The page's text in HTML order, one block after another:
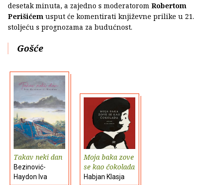
desetak minuta, a zajedno s moderatorom Robertom
Perišićem usput će komentirati književne prilike u 21.
stoljeću s prognozama za budućnost.
Gošće
Takav neki dan
Bezinović-
Haydon Iva
Moja baka zove
se kao čokolada
Habjan Klasja